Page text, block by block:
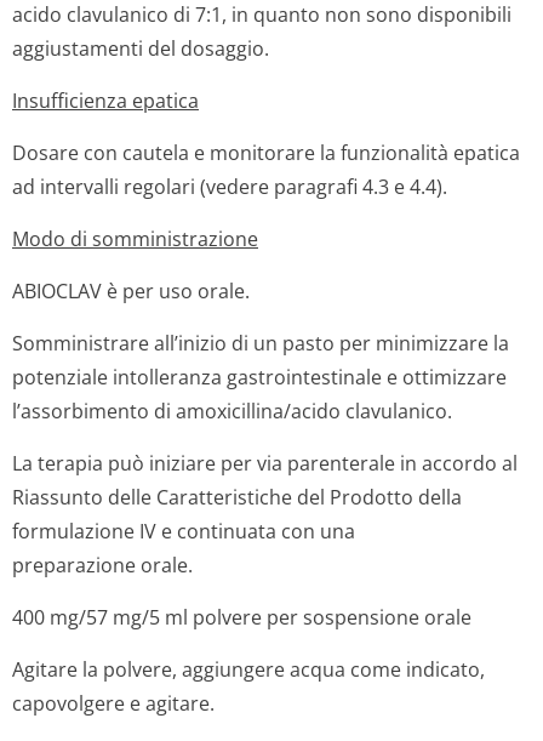
acido clavulanico di 7:1, in quanto non sono disponibili
aggiustamenti del dosaggio.
Insufficienza epatica
Dosare con cautela e monitorare la funzionalità epatica
ad intervalli regolari (vedere paragrafi 4.3 e 4.4).
Modo di somministrazione
ABIOCLAV è per uso orale.
Somministrare all’inizio di un pasto per minimizzare la
potenziale intolleranza gastrointestinale e ottimizzare
l’assorbimento di amoxicillina/acido clavulanico.
La terapia può iniziare per via parenterale in accordo al
Riassunto delle Caratteristiche del Prodotto della
formulazione IV e continuata con una
preparazione orale.
400 mg/57 mg/5 ml polvere per sospensione orale
Agitare la polvere, aggiungere acqua come indicato,
capovolgere e agitare.